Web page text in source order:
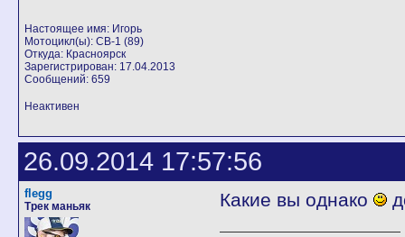
Настоящее имя: Игорь
Мотоцикл(ы): CB-1 (89)
Откуда: Красноярск
Зарегистрирован: 17.04.2013
Сообщений: 659
Неактивен
26.09.2014 17:57:56
flegg
Трек маньяк Какие вы однако